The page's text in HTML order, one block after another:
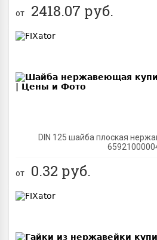
от 2418.07 руб.
DIN 125 шайба плоская
от 0.32 руб.